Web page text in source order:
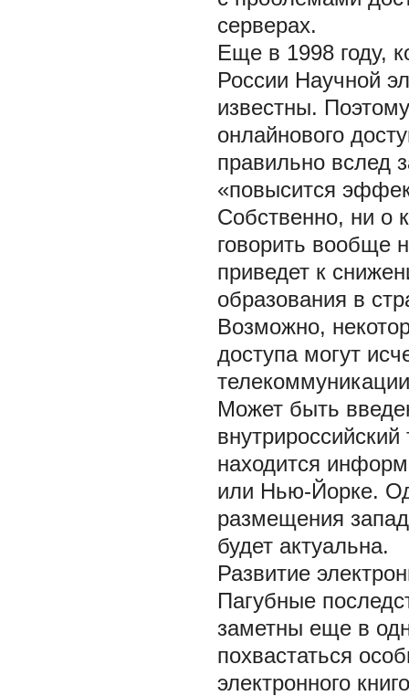
серверах.
Еще в 1998 году,
России Научной
известны.
онлайнового
правильно вслед
«повысится
Собственно, ни о
говорить вообще
приведет к
образования в
Возможно,
доступа могут
Может быть
находится
или Нью-Йорке.
размещения
будет актуальна.
Развитие
Пагубные
заметны еще в
похвастаться
электронного